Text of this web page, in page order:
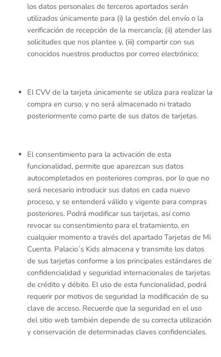
los datos personales de terceros aportados serán
utilizados únicamente para (i) la gestión del envío o la
verificación de recepción de la mercancía; (ii) atender las
solicitudes que nos plantee y, (iii) compartir con sus
conocidos nuestros productos por correo electrónico;
El CVV de la tarjeta únicamente se utiliza para realizar la
compra en curso, y no será almacenado ni tratado
posteriormente como parte de sus datos de tarjetas.
El consentimiento para la activación de esta
funcionalidad, permite que aparezcan sus datos
autocompletados en posteriores compras, por lo que no
será necesario introducir sus datos en cada nuevo
proceso, y se entenderá válido y vigente para compras
posteriores. Podrá modificar sus tarjetas, así como
revocar su consentimiento para el tratamiento, en
cualquier momento a través del apartado Tarjetas de Mi
Cuenta. Palacio´s Kids almacena y transmite los datos
de sus tarjetas conforme a los principales estándares de
confidencialidad y seguridad internacionales de tarjetas
de crédito y débito. El uso de esta funcionalidad, podrá
requerir por motivos de seguridad la modificación de su
clave de acceso. Recuerde que la seguridad en el uso
del sitio web también depende de su correcta utilización
y conservación de determinadas claves confidenciales.